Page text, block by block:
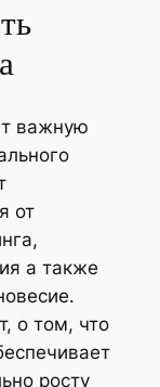
важную
от
а также
о том, что
росту